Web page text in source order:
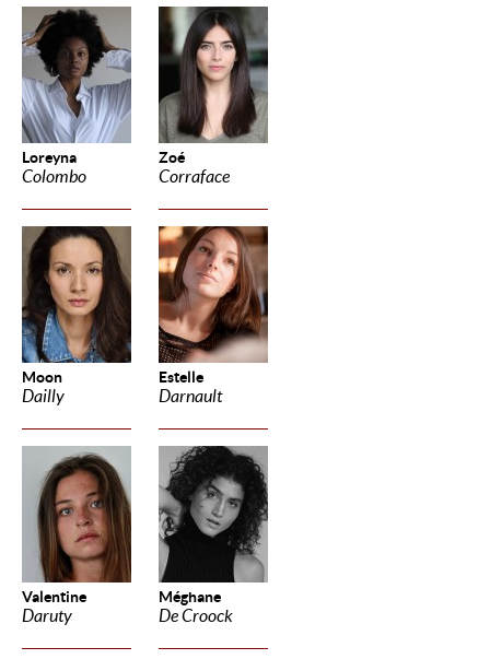
Loreyna
Colombo
Zoé
Corraface
Moon
Dailly
Estelle
Darnault
Valentine
Daruty
Méghane
De Croock